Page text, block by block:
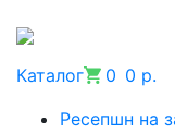
Каталог 0 0 р.
Ресепшн на